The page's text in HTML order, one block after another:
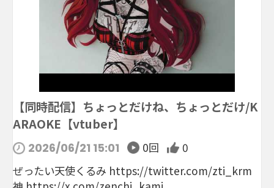
【同時配信】ちょっとだけね、ちょっとだけ/K
ARAOKE【vtuber】
2026/06/21 15:01 0回
0
ぜったい天使くるみ https://twitter.com/zti_krm